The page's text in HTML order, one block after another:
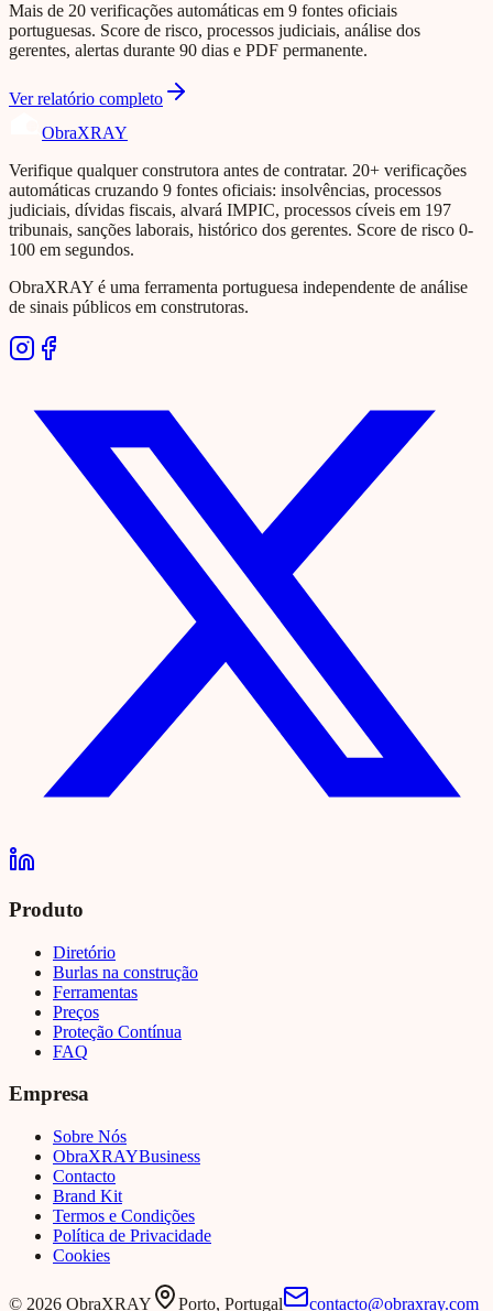
Mais de 20 verificações automáticas em 9 fontes oficiais
portuguesas. Score de risco, processos judiciais, análise dos
gerentes, alertas durante 90 dias e PDF permanente.
Ver relatório completo
ObraXRAY
Verifique qualquer construtora antes de contratar. 20+ verificações
automáticas cruzando 9 fontes oficiais: insolvências, processos
judiciais, dívidas fiscais, alvará IMPIC, processos cíveis em 197
tribunais, sanções laborais, histórico dos gerentes. Score de risco 0-
100 em segundos.
ObraXRAY é uma ferramenta portuguesa independente de análise
de sinais públicos em construtoras.
Produto
Diretório
Burlas na construção
Ferramentas
Preços
Proteção Contínua
FAQ
Empresa
Sobre Nós
ObraXRAYBusiness
Contacto
Brand Kit
Termos e Condições
Política de Privacidade
Cookies
© 2026 ObraXRAY Porto, Portugal contacto@obraxray.com